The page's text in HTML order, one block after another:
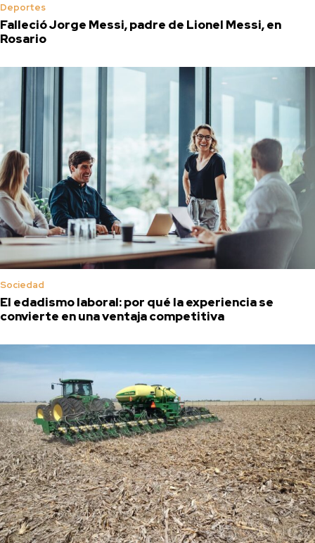
Deportes
Falleció Jorge Messi, padre de Lionel Messi, en
Rosario
Sociedad
El edadismo laboral: por qué la experiencia se
convierte en una ventaja competitiva